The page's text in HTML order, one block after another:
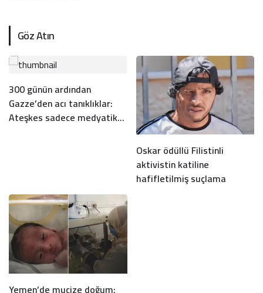
Göz Atın
300 günün ardından
Gazze’den acı tanıklıklar:
Ateşkes sadece medyatik
Oskar ödüllü Filistinli
aktivistin katiline
hafifletilmiş suçlama
Yemen’de mucize doğum: